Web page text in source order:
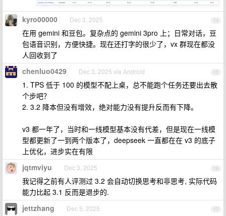
14
kyro00000 Dec 3, 2025
在用 gemini 和豆包。复杂点的 gemini 3pro 上；日常对话，豆
包语音识别，方便快捷。现在还打字的很少了，vx 群现在都没
人回收到了
15
chenluo0429 Dec 3, 2025 via Android
1. TPS 低于 100 的模型不配上桌，总不能跑个任务还要出去散
个步吧？
2. 3.2 降本但没有增效，绝对能力没有提升反而有下降。
v3 都一年了，当时和一线模型基本没有代差，但是现在一线模
型都更新了一到两个版本了，deepseek 一直都在在 v3 的底子
上优化，进步实在有限
16
jqtmviyu Dec 3, 2025
我记得之前有人评测过 3.2 会自动切换思考和非思考, 实际代码
能力比起 3.1 反而是退步的.
17
jettzhang Dec 5, 2025